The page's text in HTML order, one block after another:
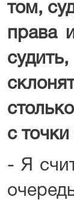
том,
права
с
- Я